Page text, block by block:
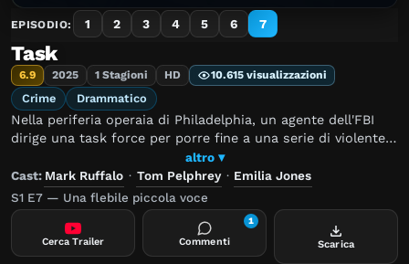
EPISODIO: 1 2 3 4 5 6 7
Task
6.9 2025 1 Stagioni HD 10.615 visualizzazioni
Crime Drammatico
Nella periferia operaia di Philadelphia, un agente dell'FBI
dirige una task force per porre fine a una serie di violente
rapine compiute da un insospettabile padre di famiglia.
altro ▾
Cast: Mark Ruffalo · Tom Pelphrey· Emilia Jones
S1 E7 — Una flebile piccola voce
Cerca Trailer Commenti
1
Scarica